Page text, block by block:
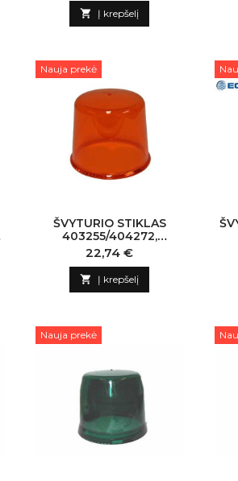
 Į krepšelį
Nauja prekė
ŠVYTURIO STIKLAS
403255/404272,
GELTONAS
Kaina
22,74 €
 Į krepšelį
Nauja prekė